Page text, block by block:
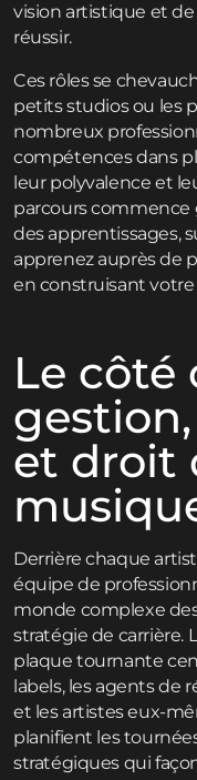
vision artistique et
réussir.
Ces rôles se
petits studios ou les
nombreux
compétences dans
leur polyvalence et
parcours commence
des apprentissages,
apprenez auprès de
en construisant votre
Le côté
et droit
Derrière chaque
équipe de
monde complexe
stratégie de carrière.
plaque tournante
labels, les agents de
et les artistes eux-
planifient les
stratégiques qui